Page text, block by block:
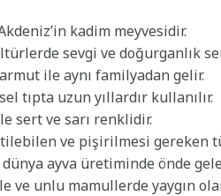
kadim meyvesidir.
sevgi ve doğurganlık
ile aynı familyadan gelir.
tıpta uzun yıllardır kullanılır.
sert ve sarı renklidir.
ve pişirilmesi gereken
ayva üretiminde önde
ve unlu mamullerde yaygın